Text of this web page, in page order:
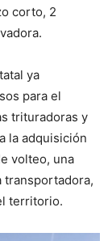
corto, 2
ya
para el
trituradoras y
la adquisición
volteo, una
transportadora,
territorio.